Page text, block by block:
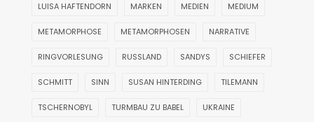
LUISA HAFTENDORN MARKEN MEDIEN MEDIUM
METAMORPHOSE METAMORPHOSEN NARRATIVE
RINGVORLESUNG RUSSLAND SANDYS SCHIEFER
SCHMITT SINN SUSAN HINTERDING TILEMANN
TSCHERNOBYL TURMBAU ZU BABEL UKRAINE